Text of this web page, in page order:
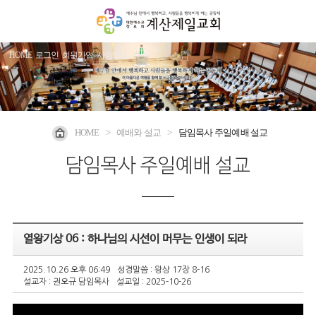
HOME 로그인 회원가입 사이트맵
HOME > 예배와 설교 > 담임목사 주일예배 설교
담임목사 주일예배 설교
열왕기상 06 : 하나님의 시선이 머무는 인생이 되라
2025.10.26 오후 06:49
성경말씀 : 왕상 17장 8-16
설교자 : 권오규 담임목사
설교일 : 2025-10-26